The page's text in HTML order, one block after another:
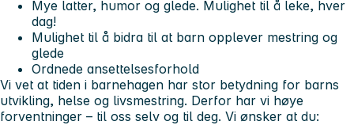
Mye latter, humor og glede. Mulighet til å leke, hver
dag!
Mulighet til å bidra til at barn opplever mestring og
glede
Ordnede ansettelsesforhold
Vi vet at tiden i barnehagen har stor betydning for barns
utvikling, helse og livsmestring. Derfor har vi høye
forventninger – til oss selv og til deg. Vi ønsker at du: